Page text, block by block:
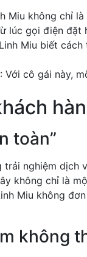
Miu không chỉ
lúc gọi điện đặt
Miu biết
: Với cô gái này,
toàn”
trải nghiệm
không chỉ là
Miu không
không